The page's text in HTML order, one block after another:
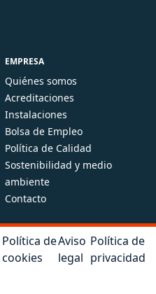
EMPRESA
Quiénes somos
Acreditaciones
Instalaciones
Bolsa de Empleo
Política de Calidad
Sostenibilidad y medio
ambiente
Contacto
Política de
cookies
Aviso
legal
Política de
privacidad